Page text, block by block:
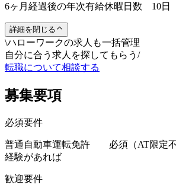
6ヶ月経過後の年次有給休暇日数 10日
詳細を閉じる
\ハローワークの求人も一括管理
自分に合う求人を探してもらう /
転職について相談する
募集要項
必須要件
普通自動車運転免許 必須（AT限定不
経験があれば
歓迎要件